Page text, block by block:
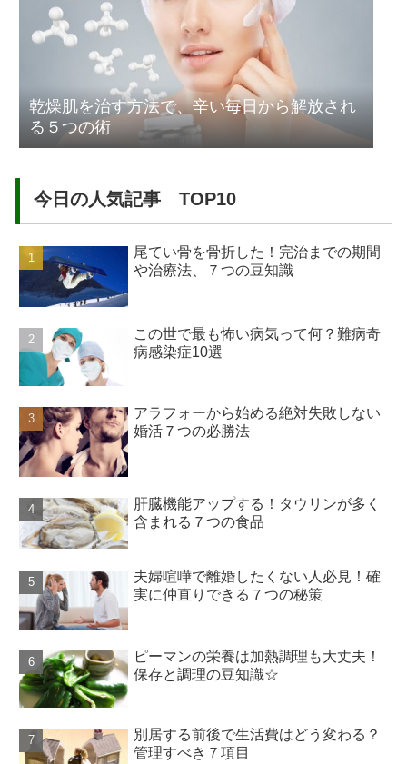
乾燥肌を治す方法で、辛い毎日から解放され
る５つの術
今日の人気記事 TOP10
尾てい骨を骨折した！完治までの期間
や治療法、７つの豆知識
この世で最も怖い病気って何？難病奇
病感染症10選
アラフォーから始める絶対失敗しない
婚活７つの必勝法
肝臓機能アップする！タウリンが多く
含まれる７つの食品
夫婦喧嘩で離婚したくない人必見！確
実に仲直りできる７つの秘策
ピーマンの栄養は加熱調理も大丈夫！
保存と調理の豆知識☆
別居する前後で生活費はどう変わる？
管理すべき７項目